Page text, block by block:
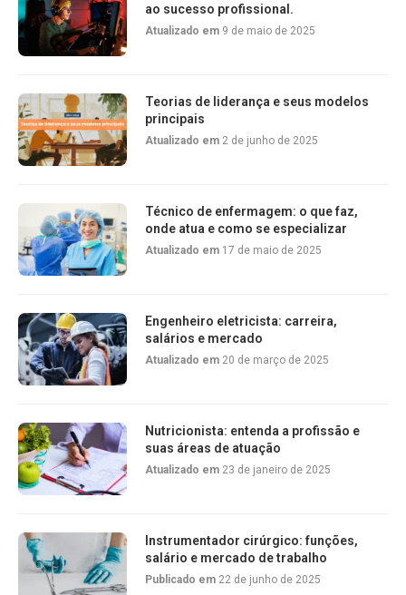
ao sucesso profissional.
Atualizado em 9 de maio de 2025
Teorias de liderança e seus modelos
principais
Atualizado em 2 de junho de 2025
Técnico de enfermagem: o que faz,
onde atua e como se especializar
Atualizado em 17 de maio de 2025
Engenheiro eletricista: carreira,
salários e mercado
Atualizado em 20 de março de 2025
Nutricionista: entenda a profissão e
suas áreas de atuação
Atualizado em 23 de janeiro de 2025
Instrumentador cirúrgico: funções,
salário e mercado de trabalho
Publicado em 22 de junho de 2025